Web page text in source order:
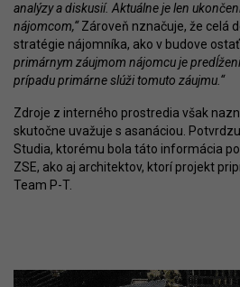
analýzy a diskusií. Aktuálne je len
nájomcom,“Zároveň nznačuje, že celá
stratégie nájomníka, ako v budove ostať.
primárnym záujmom nájomcu je
prípadu primárne slúži tomuto záujmu.“
Zdroje z interného prostredia však
skutočne uvažuje s asanáciou.
Studia, ktorému bola táto informácia
ZSE, ako aj architektov, ktorí projekt
Team P-T.